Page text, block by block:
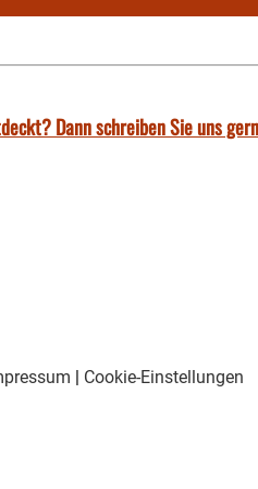
Dann schreiben Sie uns
| Cookie-Einstellungen